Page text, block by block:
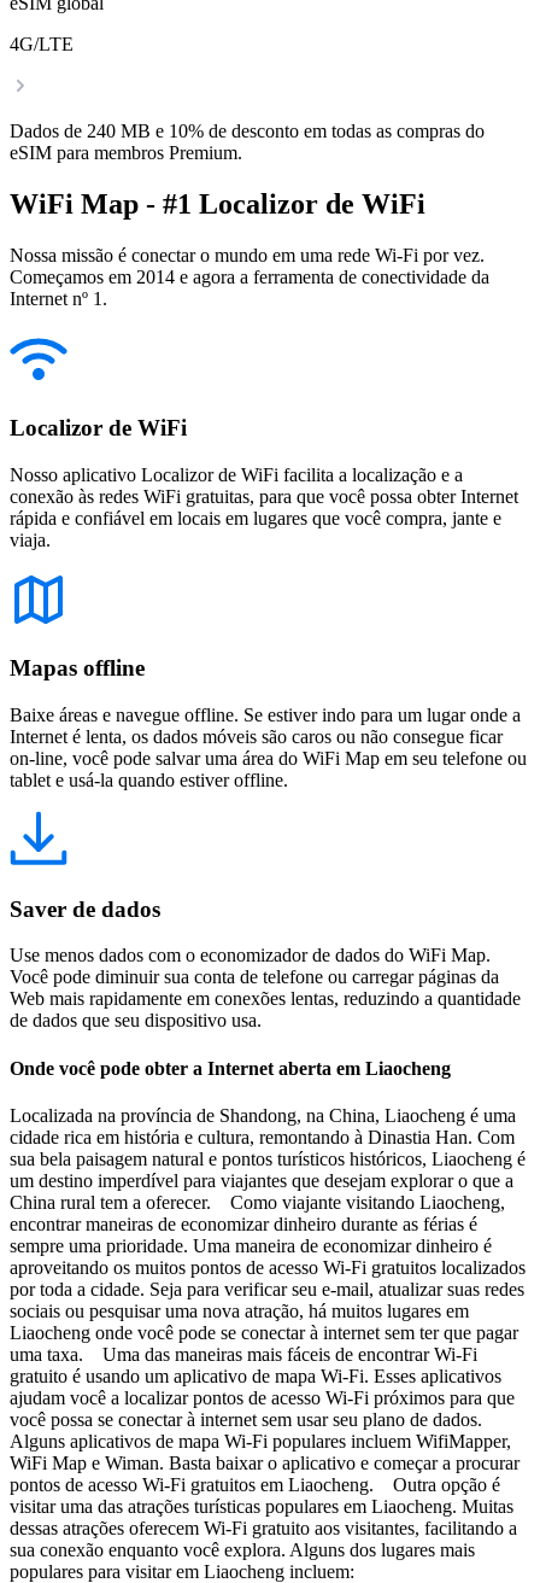
4G/LTE
Dados de 240 MB e 10% de desconto em todas as compras do
eSIM para membros Premium.
WiFi Map - #1 Localizor de WiFi
Nossa missão é conectar o mundo em uma rede Wi-Fi por vez.
Começamos em 2014 e agora a ferramenta de conectividade da
Internet nº 1.
Localizor de WiFi
Nosso aplicativo Localizor de WiFi facilita a localização e a
conexão às redes WiFi gratuitas, para que você possa obter Internet
rápida e confiável em locais em lugares que você compra, jante e
viaja.
Mapas offline
Baixe áreas e navegue offline. Se estiver indo para um lugar onde a
Internet é lenta, os dados móveis são caros ou não consegue ficar
on-line, você pode salvar uma área do WiFi Map em seu telefone ou
tablet e usá-la quando estiver offline.
Saver de dados
Use menos dados com o economizador de dados do WiFi Map.
Você pode diminuir sua conta de telefone ou carregar páginas da
Web mais rapidamente em conexões lentas, reduzindo a quantidade
de dados que seu dispositivo usa.
Onde você pode obter a Internet aberta em Liaocheng
Localizada na província de Shandong, na China, Liaocheng é uma
cidade rica em história e cultura, remontando à Dinastia Han. Com
sua bela paisagem natural e pontos turísticos históricos, Liaocheng é
um destino imperdível para viajantes que desejam explorar o que a
China rural tem a oferecer. Como viajante visitando Liaocheng,
encontrar maneiras de economizar dinheiro durante as férias é
sempre uma prioridade. Uma maneira de economizar dinheiro é
aproveitando os muitos pontos de acesso Wi-Fi gratuitos localizados
por toda a cidade. Seja para verificar seu e-mail, atualizar suas redes
sociais ou pesquisar uma nova atração, há muitos lugares em
Liaocheng onde você pode se conectar à internet sem ter que pagar
uma taxa. Uma das maneiras mais fáceis de encontrar Wi-Fi
gratuito é usando um aplicativo de mapa Wi-Fi. Esses aplicativos
ajudam você a localizar pontos de acesso Wi-Fi próximos para que
você possa se conectar à internet sem usar seu plano de dados.
Alguns aplicativos de mapa Wi-Fi populares incluem WifiMapper,
WiFi Map e Wiman. Basta baixar o aplicativo e começar a procurar
pontos de acesso Wi-Fi gratuitos em Liaocheng. Outra opção é
visitar uma das atrações turísticas populares em Liaocheng. Muitas
dessas atrações oferecem Wi-Fi gratuito aos visitantes, facilitando a
sua conexão enquanto você explora. Alguns dos lugares mais
populares para visitar em Liaocheng incluem: